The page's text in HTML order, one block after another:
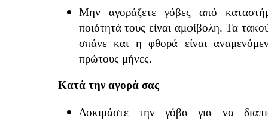
Μην αγοράζετε γόβες από
ποιότητά τους είναι αμφίβολη. Τα
σπάνε και η φθορά είναι
πρώτους μήνες.
Κατά την αγορά σας
Δοκιμάστε την γόβα για να